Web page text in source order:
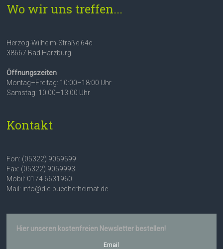
Wo wir uns treffen...
Herzog-Wilhelm-Straße 64c
38667 Bad Harzburg
Öffnungszeiten
Montag–Freitag: 10:00–18:00 Uhr
Samstag: 10:00–13:00 Uhr
Kontakt
Fon: (05322) 9059599
Fax: (05322) 9059993
Mobil: 0174 6631960
Mail: info@die-buecherheimat.de
Hier unseren kostenfreien Newsletter bestellen!
Email